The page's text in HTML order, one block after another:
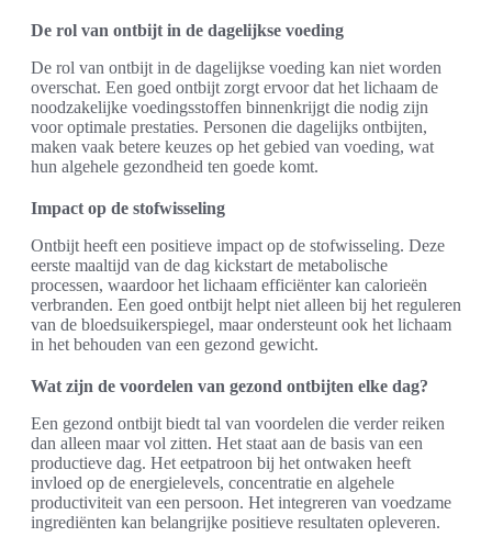
De rol van ontbijt in de dagelijkse voeding
De rol van ontbijt in de dagelijkse voeding kan niet worden
overschat. Een goed ontbijt zorgt ervoor dat het lichaam de
noodzakelijke voedingsstoffen binnenkrijgt die nodig zijn
voor optimale prestaties. Personen die dagelijks ontbijten,
maken vaak betere keuzes op het gebied van voeding, wat
hun algehele gezondheid ten goede komt.
Impact op de stofwisseling
Ontbijt heeft een positieve impact op de stofwisseling. Deze
eerste maaltijd van de dag kickstart de metabolische
processen, waardoor het lichaam efficiënter kan calorieën
verbranden. Een goed ontbijt helpt niet alleen bij het reguleren
van de bloedsuikerspiegel, maar ondersteunt ook het lichaam
in het behouden van een gezond gewicht.
Wat zijn de voordelen van gezond ontbijten elke dag?
Een gezond ontbijt biedt tal van voordelen die verder reiken
dan alleen maar vol zitten. Het staat aan de basis van een
productieve dag. Het eetpatroon bij het ontwaken heeft
invloed op de energielevels, concentratie en algehele
productiviteit van een persoon. Het integreren van voedzame
ingrediënten kan belangrijke positieve resultaten opleveren.